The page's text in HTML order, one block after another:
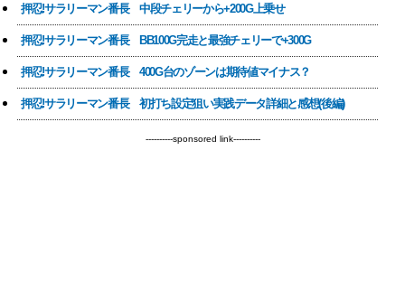
押忍!サラリーマン番長 中段チェリーから+200G上乗せ
押忍!サラリーマン番長 BB100G完走と最強チェリーで+300G
押忍!サラリーマン番長 400G台のゾーンは期待値マイナス？
押忍!サラリーマン番長 初打ち設定狙い実践データ詳細と感想(後編)
----------sponsored link----------